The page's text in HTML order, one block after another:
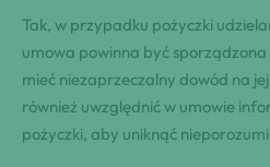
Tak, w przypadku pożyczki
umowa powinna być
mieć niezaprzeczalny dowód na
również uwzględnić w umowie
pożyczki, aby uniknąć